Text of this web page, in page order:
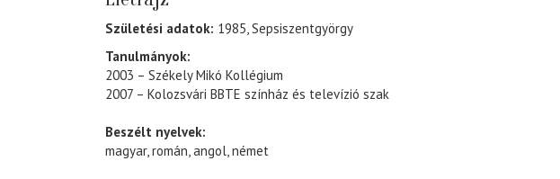
Születési adatok: 1985, Sepsiszentgyörgy
Tanulmányok:
2003 – Székely Mikó Kollégium
2007 – Kolozsvári BBTE színház és televízió szak
Beszélt nyelvek:
magyar, román, angol, német